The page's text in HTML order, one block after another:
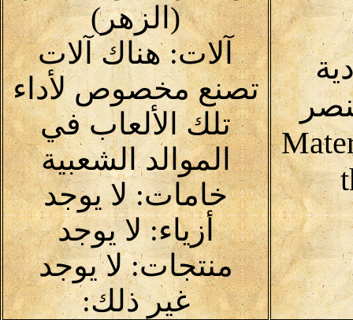
(الزهر)
آلات: هناك آلات
تصنع مخصوص لأداء
تلك الألعاب في
الموالد الشعبية
خامات: لا يوجد
أزياء: لا يوجد
منتجات: لا يوجد
غير ذلك: